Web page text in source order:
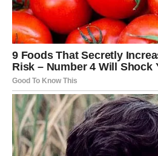
Priprema
1. Priprema tijesta i pečenje
Priprema tijesta:
Odmrznite lisnato tijesto
pakiranju.
Na pobrašnjenoj površini
tijesta.